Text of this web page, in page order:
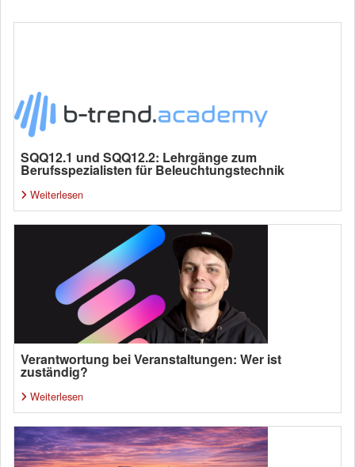
SQQ12.1 und SQQ12.2: Lehrgänge zum
Berufsspezialisten für Beleuchtungstechnik
Weiterlesen
Verantwortung bei Veranstaltungen: Wer ist
zuständig?
Weiterlesen